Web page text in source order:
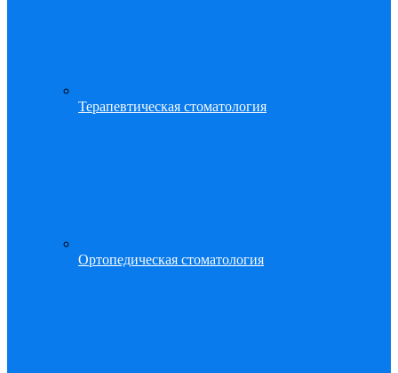
Терапевтическая стоматология
Ортопедическая стоматология